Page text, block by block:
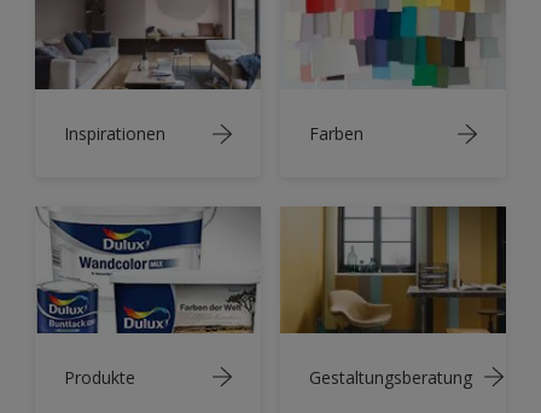
Inspirationen Farben
Produkte Gestaltungsberatung